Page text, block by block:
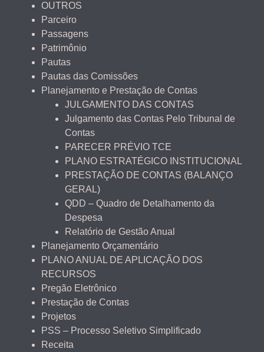
OUTROS
Parceiro
Passagens
Patrimônio
Pautas
Pautas das Comissões
Planejamento e Prestação de Contas
JULGAMENTO DAS CONTAS
Julgamento das Contas Pelo Tribunal de
Contas
PARECER PRÉVIO TCE
PLANO ESTRATÉGICO INSTITUCIONAL
PRESTAÇÃO DE CONTAS (BALANÇO
GERAL)
QDD – Quadro de Detalhamento da
Despesa
Relatório de Gestão Anual
Planejamento Orçamentário
PLANO ANUAL DE APLICAÇÃO DOS
RECURSOS
Pregão Eletrônico
Prestação de Contas
Projetos
PSS – Processo Seletivo Simplificado
Receita